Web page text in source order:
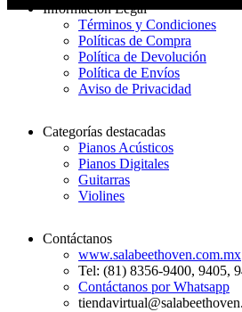
Información Legal
Términos y Condiciones
Políticas de Compra
Política de Devolución
Política de Envíos
Aviso de Privacidad
Categorías destacadas
Pianos Acústicos
Pianos Digitales
Guitarras
Violines
Contáctanos
www.salabeethoven.com.mx
Tel: (81) 8356-9400, 9405,
Contáctanos por Whatsapp